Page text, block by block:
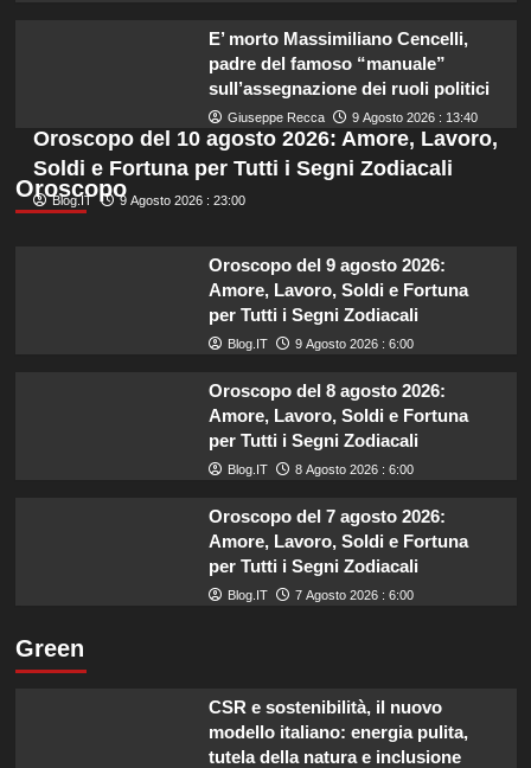
E’ morto Massimiliano Cencelli,
padre del famoso “manuale”
sull’assegnazione dei ruoli politici
Giuseppe Recca 9 Agosto 2026 : 13:40
Oroscopo
Oroscopo del 10 agosto 2026: Amore, Lavoro,
Soldi e Fortuna per Tutti i Segni Zodiacali
Blog.IT 9 Agosto 2026 : 23:00
Oroscopo del 9 agosto 2026:
Amore, Lavoro, Soldi e Fortuna
per Tutti i Segni Zodiacali
Blog.IT 9 Agosto 2026 : 6:00
Oroscopo del 8 agosto 2026:
Amore, Lavoro, Soldi e Fortuna
per Tutti i Segni Zodiacali
Blog.IT 8 Agosto 2026 : 6:00
Oroscopo del 7 agosto 2026:
Amore, Lavoro, Soldi e Fortuna
per Tutti i Segni Zodiacali
Blog.IT 7 Agosto 2026 : 6:00
Green
CSR e sostenibilità, il nuovo
modello italiano: energia pulita,
tutela della natura e inclusione